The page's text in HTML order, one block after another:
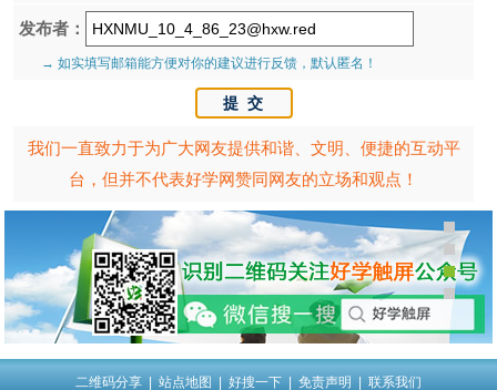
发布者：
→ 如实填写邮箱能方便对你的建议进行反馈，默认匿名！
我们一直致力于为广大网友提供和谐、文明、便捷的互动平
台，但并不代表好学网赞同网友的立场和观点！
二维码分享 站点地图 好搜一下 免责声明 联系我们